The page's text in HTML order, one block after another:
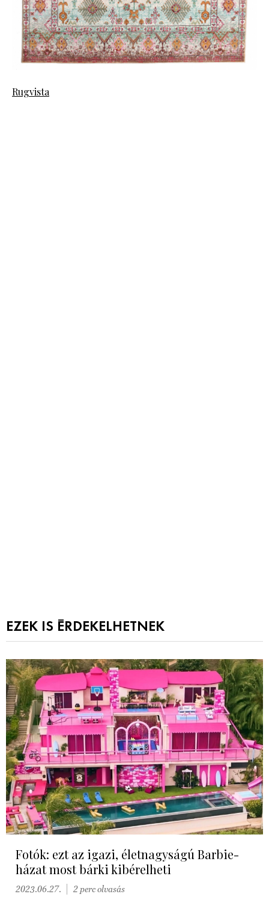
Rugvista
EZEK IS ÉRDEKELHETNEK
Fotók: ezt az igazi, életnagyságú Barbie-
házat most bárki kibérelheti
2023.06.27. 2 perc olvasás